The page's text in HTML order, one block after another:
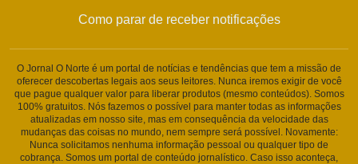
Como parar de receber notificações
O Jornal O Norte é um portal de notícias e tendências que tem a missão de
oferecer descobertas legais aos seus leitores. Nunca iremos exigir de você
que pague qualquer valor para liberar produtos (mesmo conteúdos). Somos
100% gratuitos. Nós fazemos o possível para manter todas as informações
atualizadas em nosso site, mas em consequência da velocidade das
mudanças das coisas no mundo, nem sempre será possível. Novamente:
Nunca solicitamos nenhuma informação pessoal ou qualquer tipo de
cobrança. Somos um portal de conteúdo jornalístico. Caso isso aconteça,